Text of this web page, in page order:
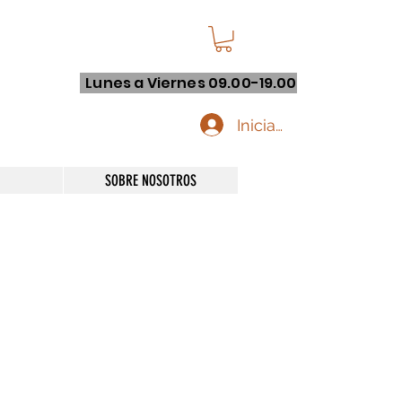
Lunes a Viernes 09.00-19.00
Iniciar sesión
SOBRE NOSOTROS